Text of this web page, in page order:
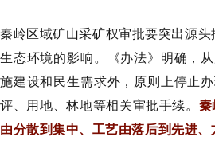
秦岭区域矿山采矿权审批要突出源
生态环境的影响。《办法》明确，
施建设和民生需求外，原则上停止
评、用地、林地等相关审批手续。
由分散到集中、工艺由落后到先进、